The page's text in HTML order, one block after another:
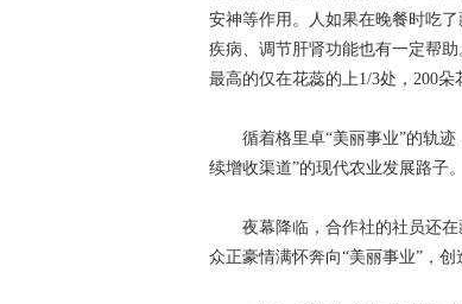
安神等作用。人如果在晚餐时吃
疾病、调节肝肾功能也有一定帮
最高的仅在花蕊的上1/3处，200
循着格里卓“美丽事业”的轨
续增收渠道”的现代农业发展路子
夜幕降临，合作社的社员还
众正豪情满怀奔向“美丽事业”，创